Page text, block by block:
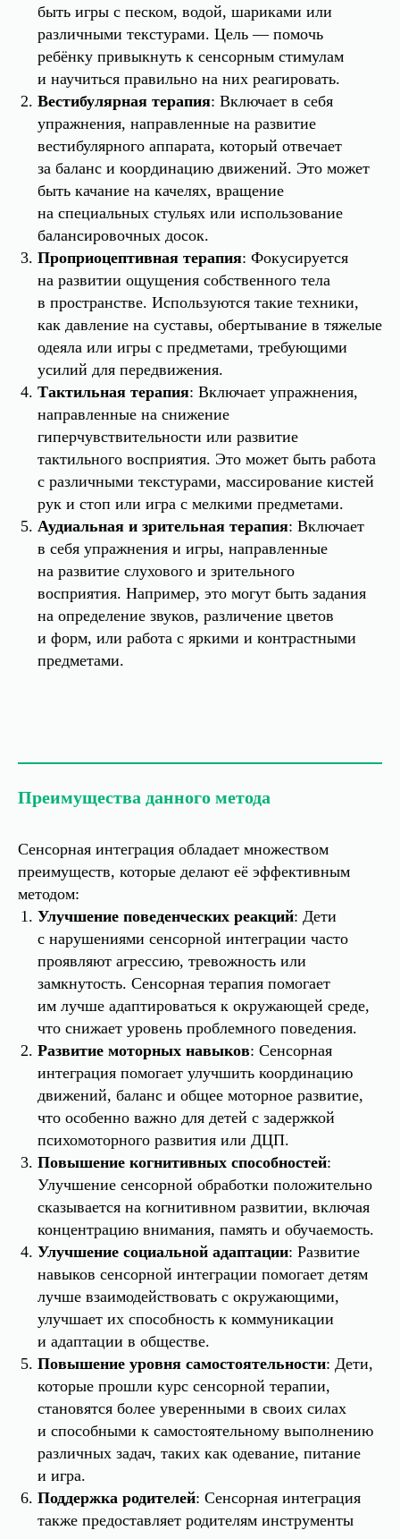
быть игры с песком, водой, шариками или
различными текстурами. Цель — помочь
ребёнку привыкнуть к сенсорным стимулам
и научиться правильно на них реагировать.
Вестибулярная терапия: Включает в себя
упражнения, направленные на развитие
вестибулярного аппарата, который отвечает
за баланс и координацию движений. Это может
быть качание на качелях, вращение
на специальных стульях или использование
балансировочных досок.
Проприоцептивная терапия: Фокусируется
на развитии ощущения собственного тела
в пространстве. Используются такие техники,
как давление на суставы, обертывание в тяжелые
одеяла или игры с предметами, требующими
усилий для передвижения.
Тактильная терапия: Включает упражнения,
направленные на снижение
гиперчувствительности или развитие
тактильного восприятия. Это может быть работа
с различными текстурами, массирование кистей
рук и стоп или игра с мелкими предметами.
Аудиальная и зрительная терапия: Включает
в себя упражнения и игры, направленные
на развитие слухового и зрительного
восприятия. Например, это могут быть задания
на определение звуков, различение цветов
и форм, или работа с яркими и контрастными
предметами.
Преимущества данного метода
Сенсорная интеграция обладает множеством
преимуществ, которые делают её эффективным
методом:
Улучшение поведенческих реакций: Дети
с нарушениями сенсорной интеграции часто
проявляют агрессию, тревожность или
замкнутость. Сенсорная терапия помогает
им лучше адаптироваться к окружающей среде,
что снижает уровень проблемного поведения.
Развитие моторных навыков: Сенсорная
интеграция помогает улучшить координацию
движений, баланс и общее моторное развитие,
что особенно важно для детей с задержкой
психомоторного развития или ДЦП.
Повышение когнитивных способностей:
Улучшение сенсорной обработки положительно
сказывается на когнитивном развитии, включая
концентрацию внимания, память и обучаемость.
Улучшение социальной адаптации: Развитие
навыков сенсорной интеграции помогает детям
лучше взаимодействовать с окружающими,
улучшает их способность к коммуникации
и адаптации в обществе.
Повышение уровня самостоятельности: Дети,
которые прошли курс сенсорной терапии,
становятся более уверенными в своих силах
и способными к самостоятельному выполнению
различных задач, таких как одевание, питание
и игра.
Поддержка родителей: Сенсорная интеграция
также предоставляет родителям инструменты